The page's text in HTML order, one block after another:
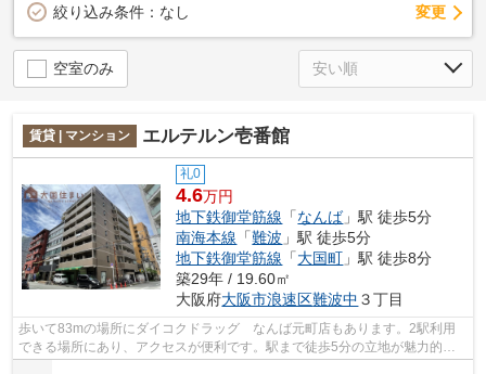
絞り込み条件： なし 変更
空室のみ
賃貸 | マンション エルテルン壱番館
礼0
4.6万円
地下鉄御堂筋線 「なんば」駅 徒歩5分
南海本線 「難波 」駅 徒歩5分
地下鉄御堂筋線 「大国町 」駅 徒歩8分
築29年 / 19.60㎡
大阪府大阪市浪速区難波中 ３丁目
歩いて83mの場所にダイコクドラッグ なんば元町店もあります。2駅利用
できる場所にあり、アクセスが便利です。駅まで徒歩5分の立地が魅力的
な、利便性の高い物件です。当社イチオシの...